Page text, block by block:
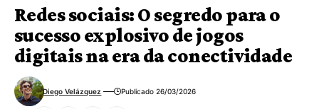
Redes sociais: O segredo para o
sucesso explosivo de jogos
digitais na era da conectividade
Diego Velázquez Publicado 26/03/2026